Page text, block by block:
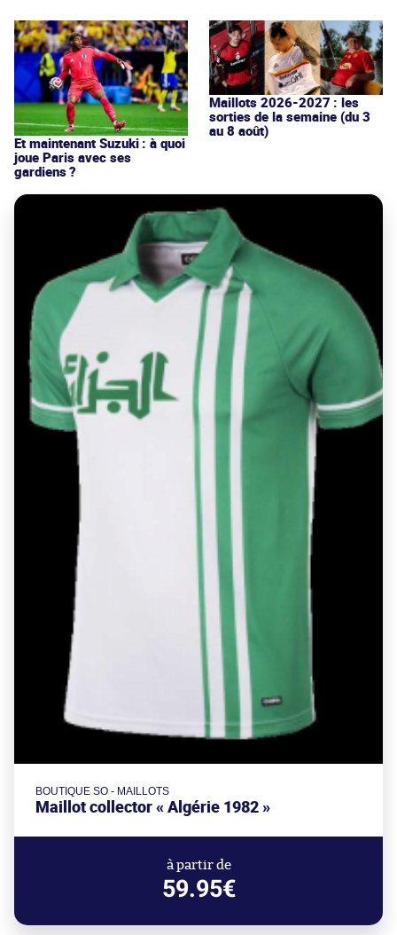
Et maintenant Suzuki : à quoi
joue Paris avec ses
gardiens ?
Maillots 2026-2027 : les
sorties de la semaine (du 3
au 8 août)
BOUTIQUE SO - MAILLOTS
Maillot collector « Algérie 1982 »
à partir de
59.95€